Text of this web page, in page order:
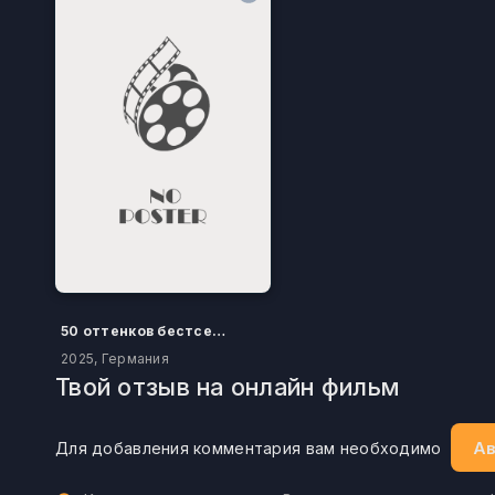
50 оттенков бестселлера
2025, Германия
Твой отзыв на онлайн фильм
Для добавления комментария вам необходимо